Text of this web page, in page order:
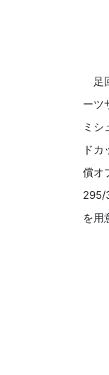
足
ーツ
ミシ
ド
償オ
295/
を用